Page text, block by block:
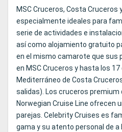
MSC Cruceros, Costa Cruceros
especialmente ideales para
serie de actividades e
así como alojamiento gratuito
en el mismo camarote que sus
en MSC Cruceros y hasta los
Mediterráneo de Costa
salidas). Los cruceros premium
Norwegian Cruise Line ofrecen
parejas. Celebrity Cruises es
gama y su atento personal de a